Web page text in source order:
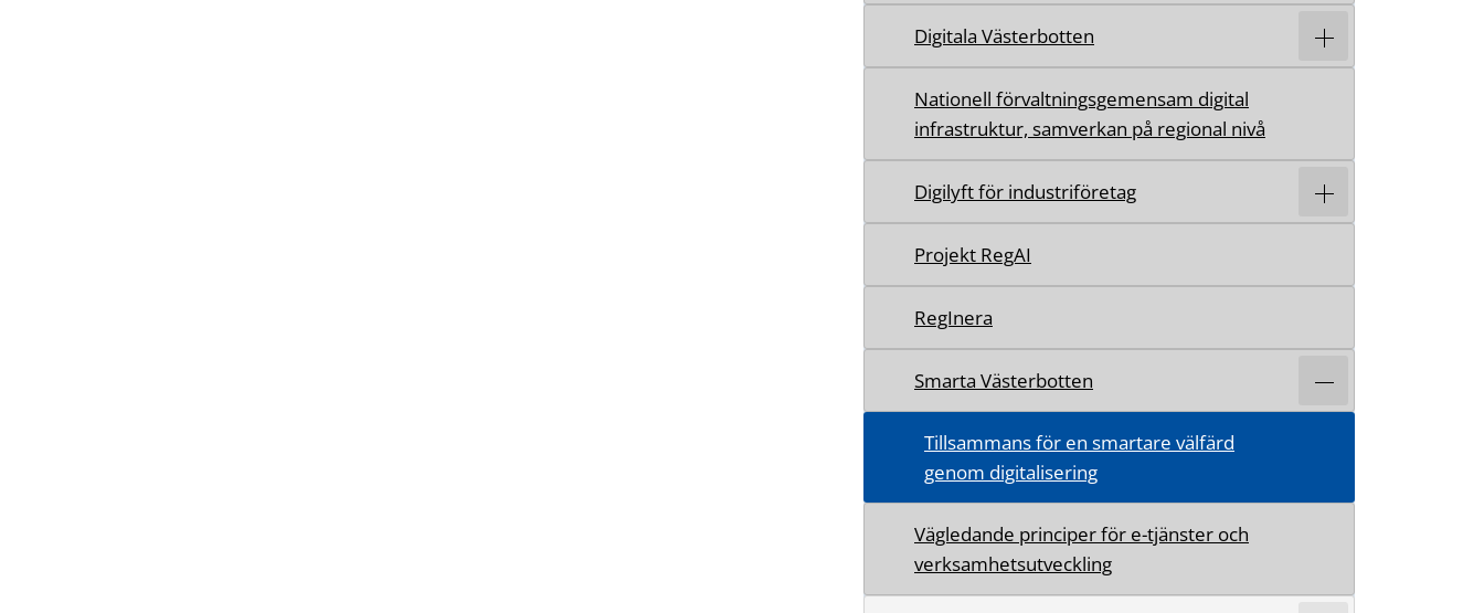
Digitala Västerbotten
Nationell förvaltningsgemensam digital
infrastruktur, samverkan på regional nivå
Digilyft för industriföretag
Projekt RegAI
RegInera
Smarta Västerbotten
Tillsammans för en smartare välfärd
genom digitalisering
Vägledande principer för e-tjänster och
verksamhetsutveckling